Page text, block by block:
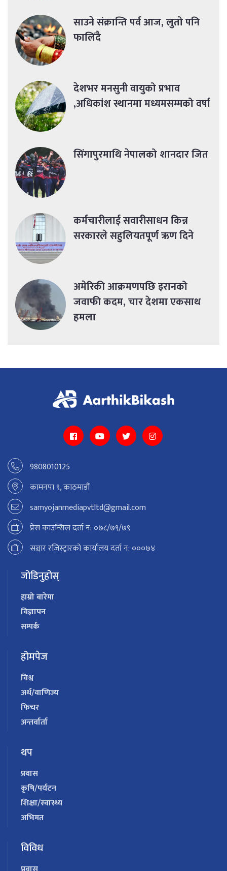
साउने संक्रान्ति पर्व आज, लुतो पनि
फालिँदै
देशभर मनसुनी वायुको प्रभाव
,अधिकांश स्थानमा मध्यमसम्मको वर्षा
सिंगापुरमाथि नेपालको शानदार जित
कर्मचारीलाई सवारीसाधन किन्न
सरकारले सहुलियतपूर्ण ऋण दिने
अमेरिकी आक्रमणपछि इरानको
जवाफी कदम, चार देशमा एकसाथ
हमला
9808010125
कामनपा ९, काठमाडौं
samyojanmediapvtltd@gmail.com
प्रेस काउन्सिल दर्ता न: ०७८/७९/७९
सञ्चार रजिस्ट्रारको कार्यालय दर्ता न: ०००७४
जोडिनुहोस्
हाम्रो बारेमा
विज्ञापन
सम्पर्क
होमपेज
विश्व
अर्थ/वाणिज्य
फिचर
अन्तर्वार्ता
थप
प्रवास
कृषि/पर्यटन
शिक्षा/स्वास्थ्य
अभिमत
विविध